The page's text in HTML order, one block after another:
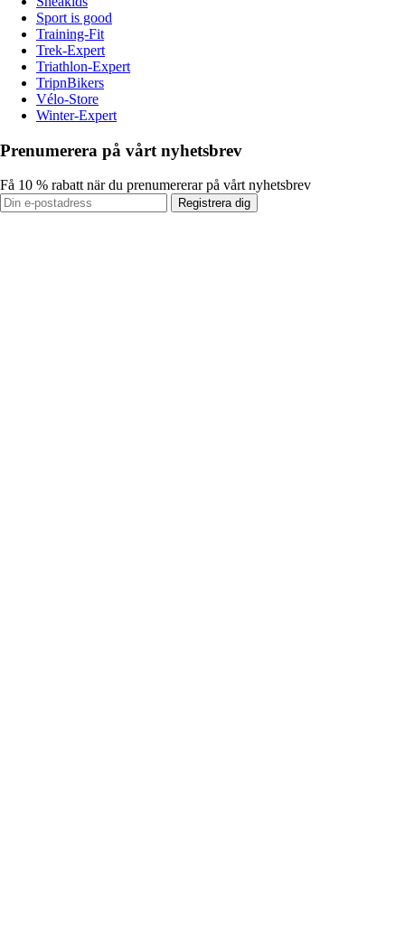
Sport is good
Training-Fit
Trek-Expert
Triathlon-Expert
TripnBikers
Vélo-Store
Winter-Expert
Prenumerera på vårt nyhetsbrev
Få 10 % rabatt när du prenumererar på vårt nyhetsbrev
Registrera dig